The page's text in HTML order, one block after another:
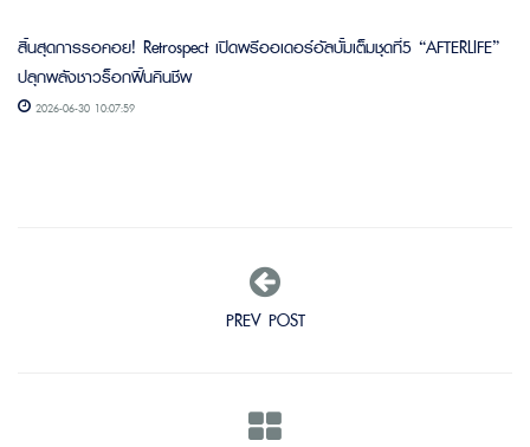
สิ้นสุดการรอคอย! Retrospect เปิดพรีออเดอร์อัลบั้มเต็มชุดที่5 “AFTERLIFE”
ปลุกพลังชาวร็อกฟื้นคืนชีพ
2026-06-30 10:07:59
PREV POST